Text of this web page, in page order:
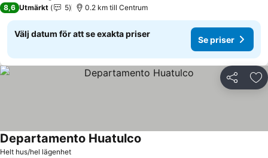
8,6 Utmärkt 5 0.2 km till Centrum
Välj datum för att se exakta priser
Se priser
Dela
Helt hus/hel lägenhet
Departamento Huatulco